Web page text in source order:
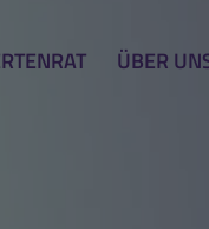
ÜBER